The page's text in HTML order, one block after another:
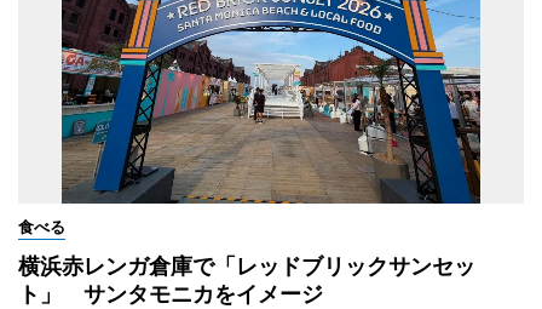
食べる
横浜赤レンガ倉庫で「レッドブリックサンセッ
ト」 サンタモニカをイメージ